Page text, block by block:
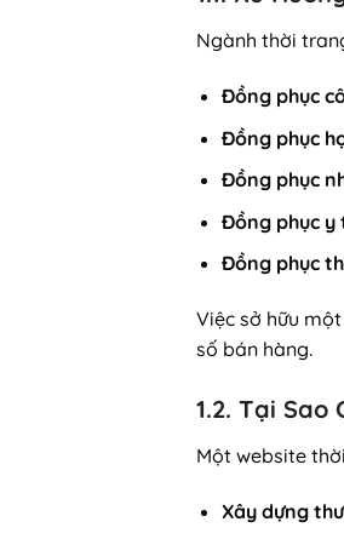
Ngành thời
Đồng phục
Đồng phục
Đồng phục
Đồng phục y
Đồng phục
Việc sở hữu
số bán hàng.
1.2. Tại Sao
Một website
Xây dựng